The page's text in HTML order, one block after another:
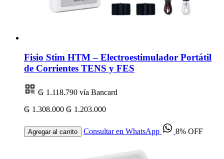
Fisio Stim HTM – Electroestimulador Portátil
de Corrientes TENS y FES
₲ 1.118.790 vía Bancard
₲ 1.308.000 ₲ 1.203.000
Agregar al carrito Consultar en WhatsApp 8% OFF